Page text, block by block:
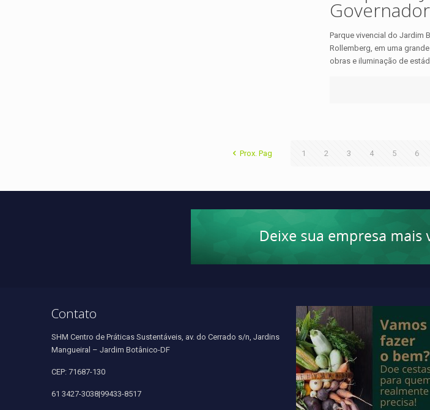
Governador
Parque vivencial do Jardim
Rollemberg, em uma
obras e iluminação de
Prox. Pag 1 2 3 4 5 6
Contato
SHM Centro de Práticas Sustentáveis, av. do Cerrado s/n, Jardins
Mangueiral – Jardim Botânico-DF
CEP: 71687-130
61 3427-3038|99433-8517